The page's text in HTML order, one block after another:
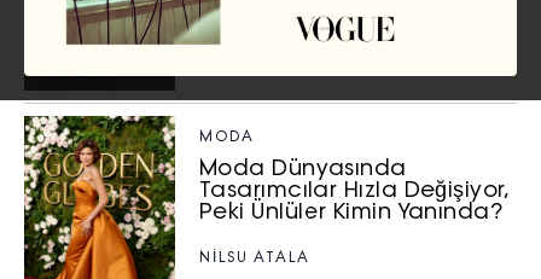
MODA
Moda Dünyasında
Tasarımcılar Hızla Değişiyor,
Peki Ünlüler Kimin Yanında?
NILSU ATALA